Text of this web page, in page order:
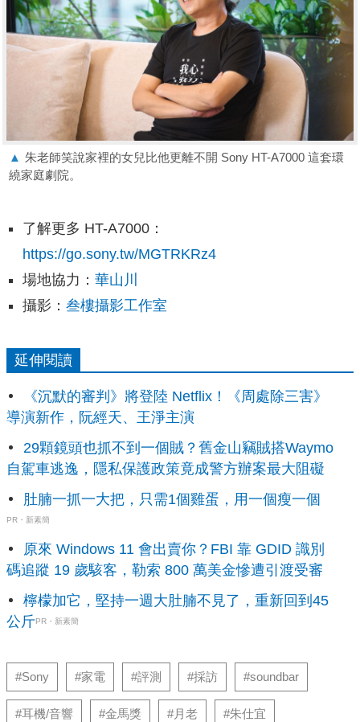
▲ 朱老師笑說家裡的女兒比他更離不開 Sony HT-A7000 這套環
繞家庭劇院。
了解更多 HT-A7000：
https://go.sony.tw/MGTRKRz4
場地協力： 華山川
攝影： 叁樓攝影工作室
延伸閱讀
《沉默的審判》將登陸 Netflix！《周處除三害》
導演新作，阮經天、王淨主演
29顆鏡頭也抓不到一個賊？舊金山竊賊搭Waymo
自駕車逃逸，隱私保護政策竟成警方辦案最大阻礙
肚腩一抓一大把，只需1個雞蛋，用一個瘦一個
PR・新素簡
原來 Windows 11 會出賣你？FBI 靠 GDID 識別
碼追蹤 19 歲駭客，勒索 800 萬美金慘遭引渡受審
檸檬加它，堅持一週大肚腩不見了，重新回到45
公斤PR・新素簡
#Sony #家電 #評測 #採訪 #soundbar
#耳機/音響 #金馬獎 #月老 #朱仕宜